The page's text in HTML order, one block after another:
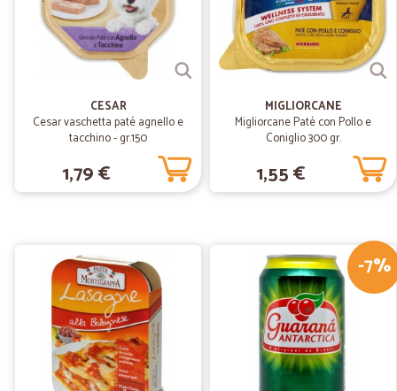
CESAR
Cesar vaschetta paté agnello e
tacchino - gr.150
1,79 €
MIGLIORCANE
Migliorcane Patè con Pollo e
Coniglio 300 gr.
1,55 €
-7%